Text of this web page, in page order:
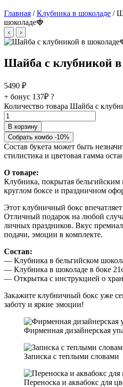
Главная /Клубника в шоколаде /
шоколаде🍓
‹ ›
Шайба с клубникой
5490 ₽
+ бонус 137₽ ?
Количество товара Шайба с
В корзину
Собрать комбо -10%
Состав букета может быть
стилистика и цветовая гамма
О товаре:
Клубника, покрытая бельгийским
круглом боксе и праздничном
Этот клубничный бокс впечатляет
Отличный подарок на любой
личных праздников. Вкус
подачи, эмоции в комплекте.
Состав:
— Клубника в бельгийском
— Клубника в шоколаде в боке
— Открытка с инструкцией о
Закажите клубничный бокс уже
заботу и яркие эмоции!
Фирменная дизайнерская
Записка с теплыми словами
Переноска и аквабокс для